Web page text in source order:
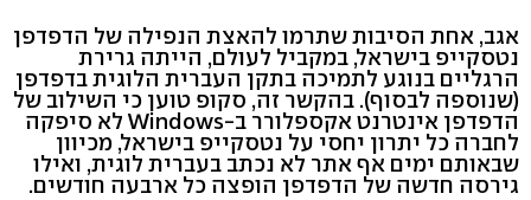
אגב, אחת הסיבות שתרמו להאצת הנפילה של הדפדפן
נטסקייפ בישראל, במקביל לעולם, הייתה גרירת
הרגליים בנוגע לתמיכה בתקן העברית הלוגית בדפדפן
(שנוספה לבסוף). בהקשר זה, סקופ טוען כי השילוב של
הדפדפן אינטרנט אקספלורר ב-Windows לא סיפקה
לחברה כל יתרון יחסי על נטסקייפ בישראל, מכיוון
שבאותם ימים אף אתר לא נכתב בעברית לוגית, ואילו
גירסה חדשה של הדפדפן הופצה כל ארבעה חודשים.